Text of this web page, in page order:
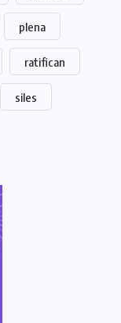
plena
ratifican
siles